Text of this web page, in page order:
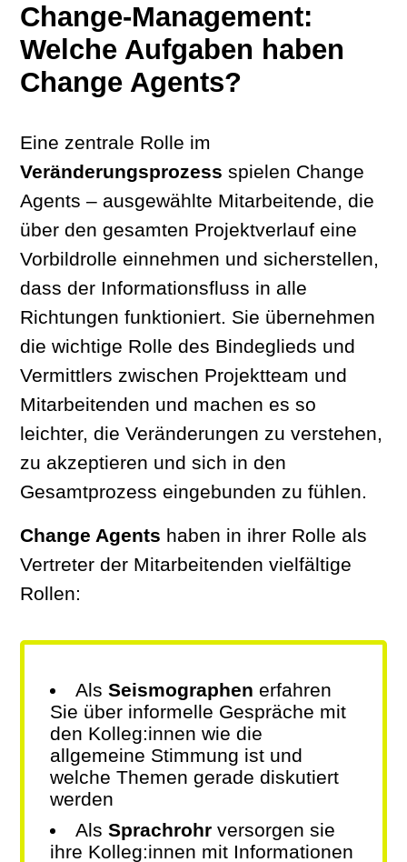
Change-Management:
Welche Aufgaben haben
Change Agents?
Eine zentrale Rolle im
Veränderungsprozess spielen Change
Agents – ausgewählte Mitarbeitende, die
über den gesamten Projektverlauf eine
Vorbildrolle einnehmen und sicherstellen,
dass der Informationsfluss in alle
Richtungen funktioniert. Sie übernehmen
die wichtige Rolle des Bindeglieds und
Vermittlers zwischen Projektteam und
Mitarbeitenden und machen es so
leichter, die Veränderungen zu verstehen,
zu akzeptieren und sich in den
Gesamtprozess eingebunden zu fühlen.
Change Agents haben in ihrer Rolle als
Vertreter der Mitarbeitenden vielfältige
Rollen:
Als Seismographenerfahren
Sie über informelle Gespräche mit
den Kolleg:innen wie die
allgemeine Stimmung ist und
welche Themen gerade diskutiert
werden
Als Sprachrohr versorgen sie
ihre Kolleg:innen mit Informationen